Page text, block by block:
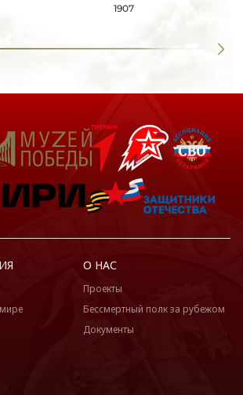
1907
О НАС
Проекты
Бессмертный полк за рубежом
Документы